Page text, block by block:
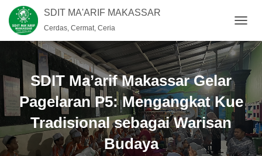
SDIT MA'ARIF MAKASSAR
Cerdas, Cermat, Ceria
O
G
N
A
I
G
A
SDIT Ma’arif Makassar Gelar
Pagelaran P5: Mengangkat Kue
Tradisional sebagai Warisan
Budaya